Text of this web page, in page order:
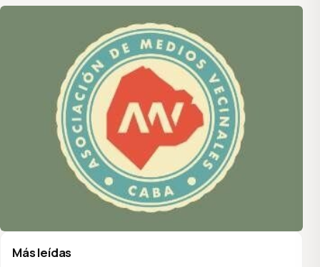
Asociación de Medios Vecinales
Más leídas